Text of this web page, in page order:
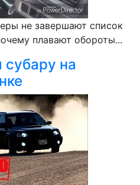
не завершают список
плавают обороты...
субару на